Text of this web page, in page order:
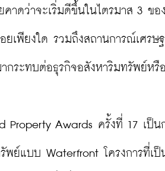
าดว่าจะเริ่มดีขึ้นในไตรมาส 3 ข
ยเพียงใด รวมถึงสถานการณ์เศร
กระทบต่อธุรกิจอสังหาริมทรัพย์ห
Property Awards ครั้งที่ 17 เป็น
พย์แบบ Waterfront โครงการที่เ